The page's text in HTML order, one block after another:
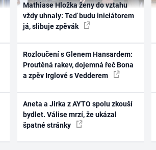
Mathiase Hložka ženy do vztahu
vždy uhnaly: Teď budu iniciátorem
já, slibuje zpěvák
Rozloučení s Glenem Hansardem:
Proutěná rakev, dojemná řeč Bona
a zpěv Irglové s Vedderem
Aneta a Jirka z AYTO spolu zkouší
bydlet. Válise mrzí, že ukázal
špatné stránky